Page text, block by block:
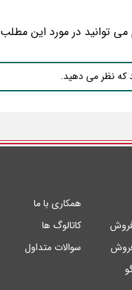
توانید در مورد این
که نظر می دهید.
همکاری با ما
کاتالوگ ها
سوالات متداول